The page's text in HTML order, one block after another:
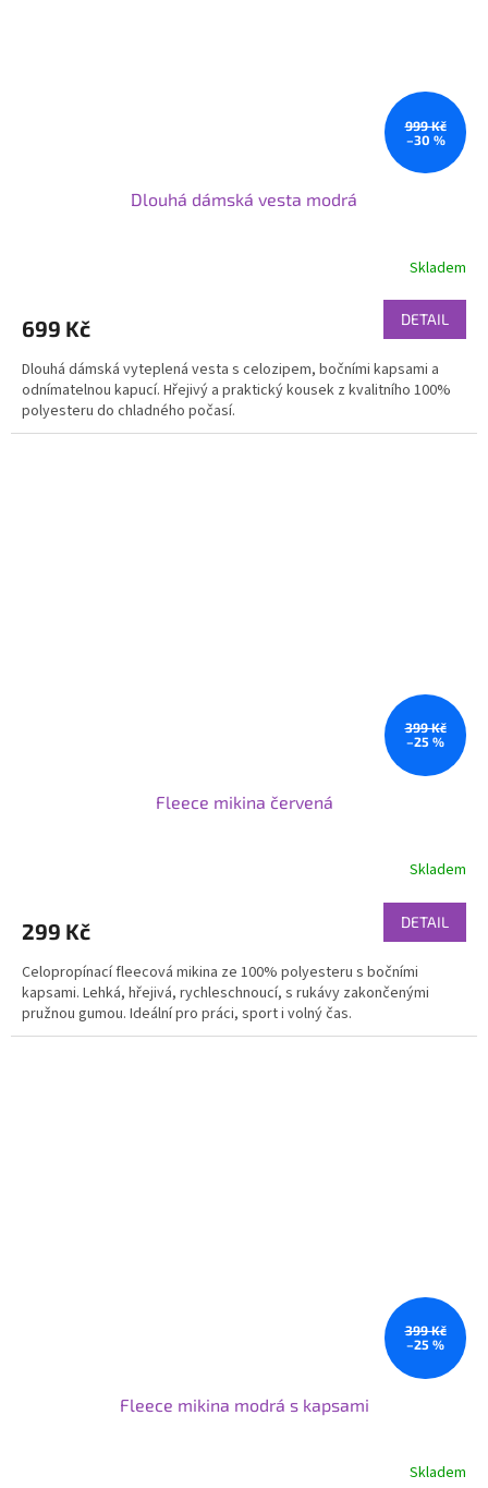
999 Kč
–30 %
Dlouhá dámská vesta modrá
Skladem
699 Kč DETAIL
Dlouhá dámská vyteplená vesta s celozipem, bočními kapsami a
odnímatelnou kapucí. Hřejivý a praktický kousek z kvalitního 100%
polyesteru do chladného počasí.
399 Kč
–25 %
Fleece mikina červená
Skladem
299 Kč DETAIL
Celopropínací fleecová mikina ze 100% polyesteru s bočními
kapsami. Lehká, hřejivá, rychleschnoucí, s rukávy zakončenými
pružnou gumou. Ideální pro práci, sport i volný čas.
399 Kč
–25 %
Fleece mikina modrá s kapsami
Skladem